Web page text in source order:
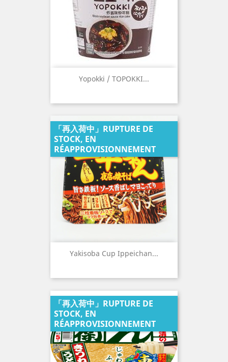
Yopokki / TOPOKKI...
Yakisoba Cup Ippeichan...
「再入荷中」RUPTURE DE
STOCK, EN
RÉAPPROVISIONNEMENT
「再入荷中」RUPTURE DE
STOCK, EN
RÉAPPROVISIONNEMENT